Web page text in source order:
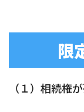
限
（１）相続権